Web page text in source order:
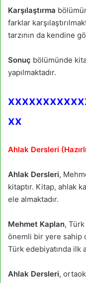
Karşılaştırma
farklar
tarzının da kendine
Sonuç bölümünde
yapılmaktadır.
xx
Ahlak Dersleri
Ahlak Dersleri,
kitaptır. Kitap, ahlak
ele almaktadır.
Mehmet Kaplan,
önemli bir yere sahip
Türk edebiyatında ilk
Ahlak Dersleri,